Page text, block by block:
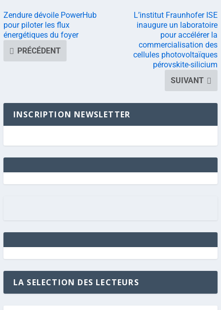
Zendure dévoile PowerHub
pour piloter les flux
énergétiques du foyer
PRÉCÉDENT
L’institut Fraunhofer ISE
inaugure un laboratoire
pour accélérer la
commercialisation des
cellules photovoltaïques
pérovskite-silicium
SUIVANT
INSCRIPTION NEWSLETTER
LA SELECTION DES LECTEURS